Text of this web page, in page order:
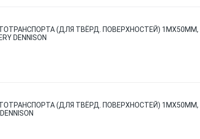
(ДЛЯ ТВЁРД. ПОВЕРХНОСТЕЙ) 1МХ50ММ,
DENNISON
(ДЛЯ ТВЁРД. ПОВЕРХНОСТЕЙ) 1МХ50ММ,